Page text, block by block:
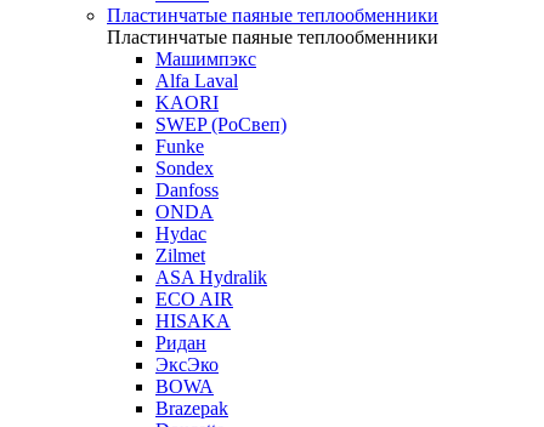
Пластинчатые паяные теплообменники
Пластинчатые паяные теплообменники
Машимпэкс
Alfa Laval
KAORI
SWEP (РоСвеп)
Funke
Sondex
Danfoss
ONDA
Hydac
Zilmet
ASA Hydralik
ECO AIR
HISAKA
Ридан
ЭксЭко
BOWA
Brazepak